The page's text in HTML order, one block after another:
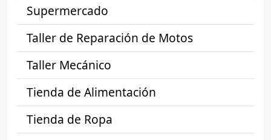
Supermercado
Taller de Reparación de Motos
Taller Mecánico
Tienda de Alimentación
Tienda de Ropa